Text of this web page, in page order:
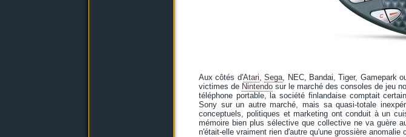
Aux côtés d'Atari,Sega, NEC, Bandai, Tiger, Gamepark
victimes de Nintendo sur le marché des consoles de jeu
téléphone portable, la société finlandaise comptait
Sony sur un autre marché, mais sa quasi-totale
conceptuels, politiques et marketing ont conduit à un
mémoire bien plus sélective que collective ne va guère
n'était-elle vraiment rien d'autre qu'une grossière